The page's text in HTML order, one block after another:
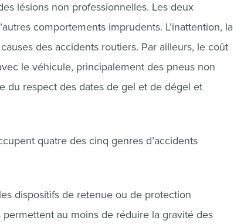
lésions non professionnelles. Les deux
comportements imprudents. L’inattention, la
des accidents routiers. Par ailleurs, le coût
le véhicule, principalement des pneus non
du respect des dates de gel et de dégel et
quatre des cinq genres d’accidents
dispositifs de retenue ou de protection
au moins de réduire la gravité des